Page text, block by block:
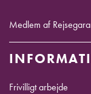
Medlem af
Frivilligt arbejde